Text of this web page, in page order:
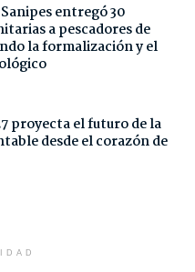
entregó 30
a pescadores de
la formalización y el
proyecta el futuro de la
desde el corazón de